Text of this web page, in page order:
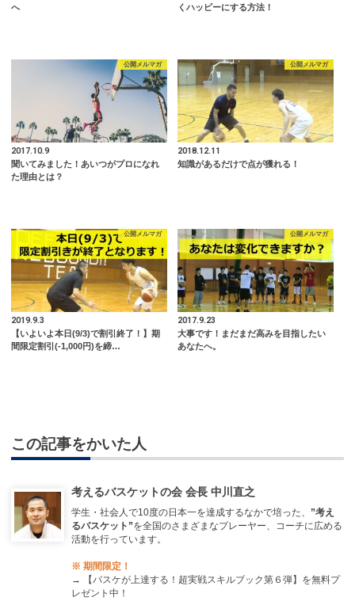
へ
くハッピーにする方法！
公開メルマガ
2017.10.9
聞いてみました！あいつがプロになれ
た理由とは？
公開メルマガ
2018.12.11
知識があるだけで点が獲れる！
公開メルマガ
2019.9.3
【いよいよ本日(9/3)で割引終了！】期
間限定割引(-1,000円)を締…
公開メルマガ
2017.9.23
大事です！まだまだ高みを目指したい
あなたへ。
この記事をかいた人
考えるバスケットの会 会長 中川直之
学生・社会人で10度の日本一を達成するなかで培った、 ”考え
るバスケット”を全国のさまざまなプレーヤー、コーチに広める
活動を行っています。
※ 期間限定！
→
【バスケが上達する！超実戦スキルブック第６弾】を無料プ
レゼント中！